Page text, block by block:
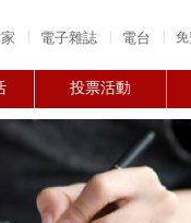
免
電子雜誌 電台
投票活動